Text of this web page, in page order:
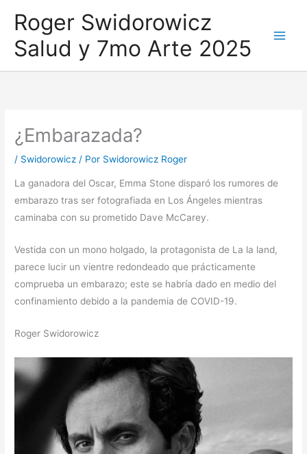
contenido
Roger Swidorowicz
Salud y 7mo Arte 2025
¿Embarazada?
/ Swidorowicz / Por Swidorowicz Roger
La ganadora del Oscar, Emma Stone disparó los rumores de
embarazo tras ser fotografiada en Los Ángeles mientras
caminaba con su prometido Dave McCarey.
Vestida con un mono holgado, la protagonista de La la land,
parece lucir un vientre redondeado que prácticamente
comprueba un embarazo; este se habría dado en medio del
confinamiento debido a la pandemia de COVID-19.
Roger Swidorowicz